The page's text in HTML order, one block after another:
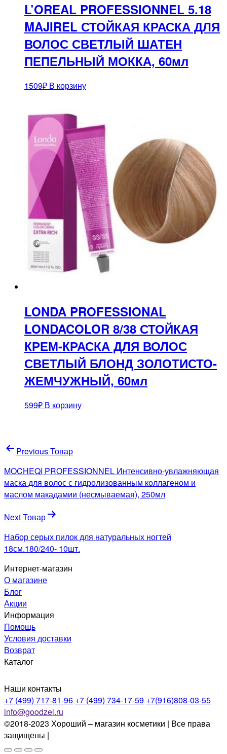
L’OREAL PROFESSIONNEL 5.18
MAJIREL СТОЙКАЯ КРАСКА ДЛЯ
ВОЛОС СВЕТЛЫЙ ШАТЕН
ПЕПЕЛЬНЫЙ МОККА, 60мл
1509₽ В корзину
LONDA PROFESSIONAL
LONDACOLOR 8/38 СТОЙКАЯ
КРЕМ-КРАСКА ДЛЯ ВОЛОС
СВЕТЛЫЙ БЛОНД ЗОЛОТИСТО-
ЖЕМЧУЖНЫЙ, 60мл
599₽ В корзину
Навигация
по
записям
Previous Товар
MOCHEQI PROFESSIONNEL Интенсивно-увлажняющая
маска для волос с гидролизованным коллагеном и
маслом макадамии (несмываемая), 250мл
Next Товар
Набор серых пилок для натуральных ногтей
18см.180/240- 10шт.
Интернет-магазин
О магазине
Блог
Акции
Информация
Помощь
Условия доставки
Возврат
Каталог
Наши контакты
+7 (499) 717-81-96 +7 (499) 734-17-59 +7(916)808-03-55
info@goodzel.ru
©2018-2023 Хороший – магазин косметики | Все права
защищены |